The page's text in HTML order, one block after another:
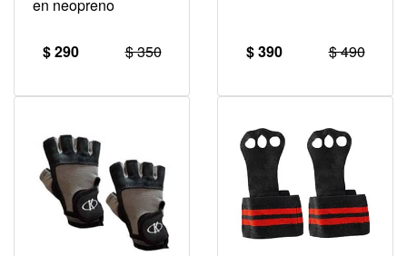
en neopreno
$ 290 $ 350 $ 390 $ 490